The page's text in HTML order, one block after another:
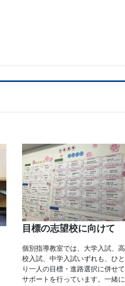
目標の志望校に向けて
個別指導教室では、大学入試、高
校入試、中学入試いずれも、ひと
り一人の目標・進路選択に併せて
サポートを行っています。一緒に